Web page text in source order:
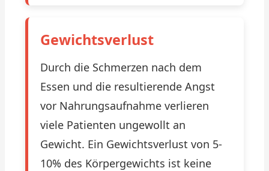
Gewichtsverlust
Durch die Schmerzen nach dem
Essen und die resultierende Angst
vor Nahrungsaufnahme verlieren
viele Patienten ungewollt an
Gewicht. Ein Gewichtsverlust von 5-
10% des Körpergewichts ist keine